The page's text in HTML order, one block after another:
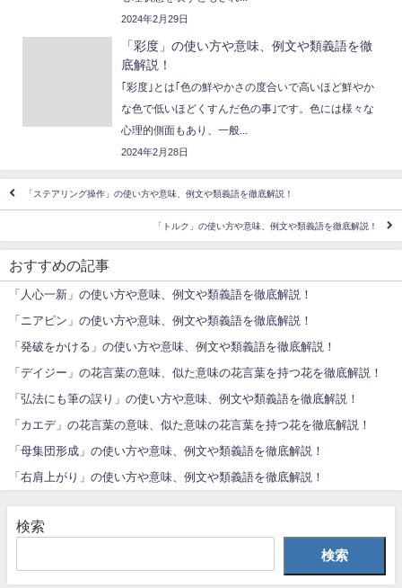
2024年2月29日
「彩度」の使い方や意味、例文や類義語を徹
底解説！
｢彩度｣とは｢色の鮮やかさの度合いで高いほど鮮やか
な色で低いほどくすんだ色の事｣です。色には様々な
心理的側面もあり、一般...
2024年2月28日
「ステアリング操作」の使い方や意味、例文や類義語を徹底解説！
「トルク」の使い方や意味、例文や類義語を徹底解説！
おすすめの記事
「人心一新」の使い方や意味、例文や類義語を徹底解説！
「ニアピン」の使い方や意味、例文や類義語を徹底解説！
「発破をかける」の使い方や意味、例文や類義語を徹底解説！
「デイジー」の花言葉の意味、似た意味の花言葉を持つ花を徹底解説！
「弘法にも筆の誤り」の使い方や意味、例文や類義語を徹底解説！
「カエデ」の花言葉の意味、似た意味の花言葉を持つ花を徹底解説！
「母集団形成」の使い方や意味、例文や類義語を徹底解説！
「右肩上がり」の使い方や意味、例文や類義語を徹底解説！
検索
検索